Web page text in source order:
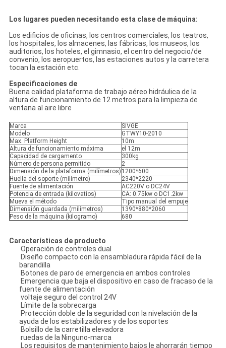
Los lugares pueden necesitando esta clase de máquina:
Los edificios de oficinas, los centros comerciales, los teatros,
los hospitales, los almacenes, las fábricas, los museos, los
auditorios, los hoteles, el gimnasio, el centro del negocio/de
convenio, los aeropuertos, las estaciones autos y la carretera
tocan la estación etc.
Especificaciones de
Buena calidad plataforma de trabajo aéreo hidráulica de la
altura de funcionamiento de 12 metros para la limpieza de
ventana al aire libre
Marca
SIVGE
Modelo
GTWY10-2010
Max. Platform Height
10m
Altura de funcionamiento máxima
el 12m
Capacidad de cargamento
300kg
Número de persona permitido
2
Dimensión de la plataforma (milímetros) 1200*600
Huella del soporte (milímetro)
2340*2220
Fuente de alimentación
AC220V o DC24V
Potencia de entrada (kilovatios)
CA: 0.75kw o DC1.2kw
Mueva el método
Tipo manual del empuje
Dimensión guardada (milímetros)
1390*880*2060
Peso de la máquina (kilogramo)
680
Características de producto
Operación de controles dual
Diseño compacto con la ensambladura rápida fácil de la
barandilla
Botones de paro de emergencia en ambos controles
Emergencia que baja el dispositivo en caso de fracaso de la
fuente de alimentación
voltaje seguro del control 24V
Límite de la sobrecarga
Protección doble de la seguridad con la nivelación de la
ayuda de los estabilizadores y de los soportes
Bolsillo de la carretilla elevadora
ruedas de la Ninguno-marca
Los requisitos de mantenimiento bajos le ahorrarán tiempo